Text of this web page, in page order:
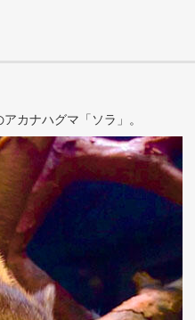
カナハグマ「ソラ」。